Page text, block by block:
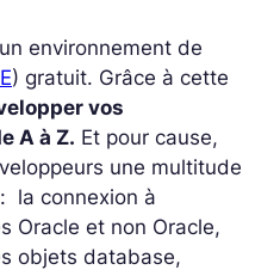
environnement de
) gratuit. Grâce à cette
vos
A à Z. Et pour cause,
une multitude
la connexion à
Oracle et non Oracle,
objets database,